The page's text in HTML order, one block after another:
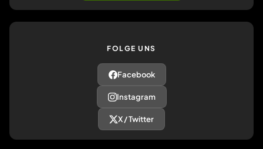
FOLGE UNS
Facebook
Instagram
X / Twitter